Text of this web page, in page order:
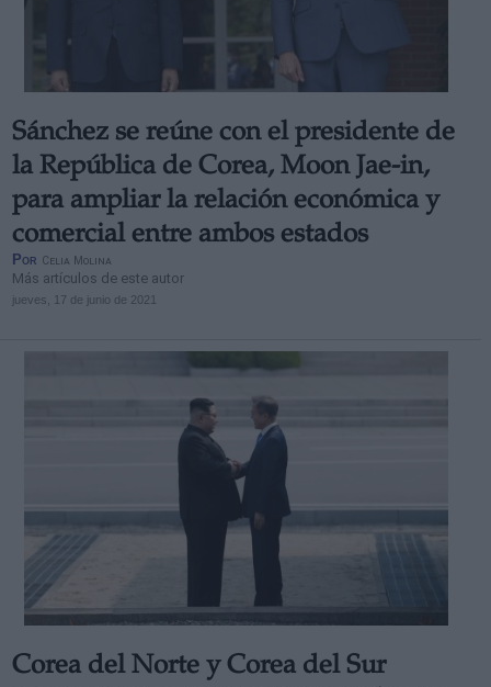
Sánchez se reúne con el presidente de
la República de Corea, Moon Jae-in,
para ampliar la relación económica y
comercial entre ambos estados
Por Celia Molina
Más artículos de este autor
jueves, 17 de junio de 2021
Corea del Norte y Corea del Sur